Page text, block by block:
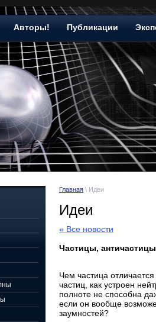
Авторы! Публикации
Главная \ Идеи
Идеи
« Все новости
Частицы,
Чем частица
частиц, как устроен
полноте не способна
если он вообще
заумностей?